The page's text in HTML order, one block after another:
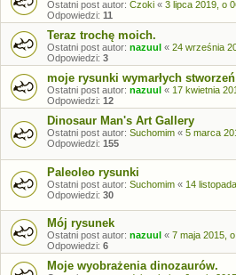
Ostatni post autor: Czoki « 3 lipca 2019, o
Odpowiedzi: 11
Teraz trochę moich.
Ostatni post autor: nazuul « 24 września
Odpowiedzi: 3
moje rysunki wymarłych stworzeń
Ostatni post autor: nazuul « 17 kwietnia
Odpowiedzi: 12
Dinosaur Man's Art Gallery
Ostatni post autor: Suchomim « 5 marca
Odpowiedzi: 155
Paleoleo rysunki
Ostatni post autor: Suchomim « 14
Odpowiedzi: 30
Mój rysunek
Ostatni post autor: nazuul « 7 maja 2015,
Odpowiedzi: 6
Moje wyobrażenia dinozaurów.